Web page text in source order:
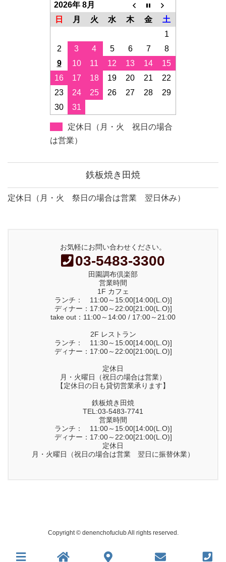
2026年 8月
日
月 火 水 木 金
土
1
2
3 4 5 6 7
8
9
10 11 12 13 14
15
16
17 18 19 20 21
22
23
24 25 26 27 28
29
30
31
定休日（月・火 祝日の場合
は営業）
鉄板焼き田焼
定休日（月・火 祭日の場合は営業 翌日休み）
お気軽にお問い合わせください。
03-5483-3300
田園調布倶楽部
営業時間
1F カフェ
ランチ： 11:00～15:00[14:00(L.O)]
ディナー：17:00～22:00[21:00(L.O)]
take out：11:00～14:00 / 17:00～21:00
2F レストラン
ランチ： 11:30～15:00[14:00(L.O)]
ディナー：17:00～22:00[21:00(L.O)]
定休日
月・火曜日（祝日の場合は営業）
【定休日の日も貸切営業承ります】
鉄板焼き田焼
TEL:03-5483-7741
営業時間
ランチ： 11:00～15:00[14:00(L.O)]
ディナー：17:00～22:00[21:00(L.O)]
定休日
月・火曜日（祝日の場合は営業 翌日に振替休業）
Copyright © denenchofuclub All rights reserved.